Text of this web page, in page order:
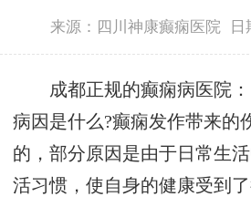
来源：四川神康癫痫医院
成都正规的癫痫病医院：
病因是什么?癫痫发作带来的
的，部分原因是由于日常生
活习惯，使自身的健康受到